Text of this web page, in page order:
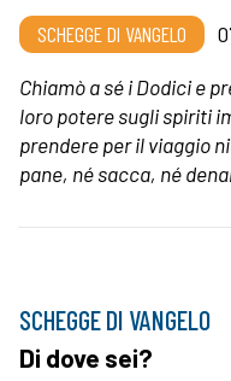
SCHEGGE DI VANGELO
Chiamò a sé i Dodici e
loro potere sugli spiriti
prendere per il viaggio
pane, né sacca, né
SCHEGGE DI VANGELO
Di dove sei?